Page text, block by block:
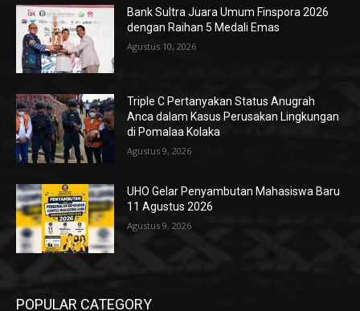
Bank Sultra Juara Umum Finspora 2026
dengan Raihan 5 Medali Emas
Agustus 10, 2026
Triple C Pertanyakan Status Anugrah
Anca dalam Kasus Perusakan Lingkungan
di Pomalaa Kolaka
Agustus 9, 2026
UHO Gelar Penyambutan Mahasiswa Baru
11 Agustus 2026
Agustus 9, 2026
POPULAR CATEGORY